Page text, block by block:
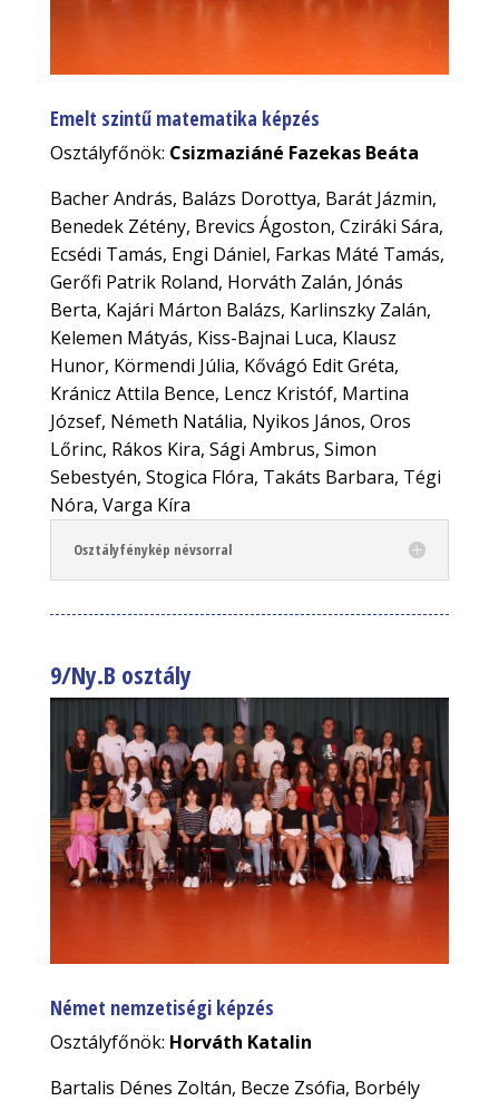
Emelt szintű matematika képzés
Osztályfőnök: Csizmaziáné Fazekas Beáta
Bacher András, Balázs Dorottya, Barát Jázmin,
Benedek Zétény, Brevics Ágoston, Cziráki Sára,
Ecsédi Tamás, Engi Dániel, Farkas Máté Tamás,
Gerőfi Patrik Roland, Horváth Zalán, Jónás
Berta, Kajári Márton Balázs, Karlinszky Zalán,
Kelemen Mátyás, Kiss-Bajnai Luca, Klausz
Hunor, Körmendi Júlia, Kővágó Edit Gréta,
Kránicz Attila Bence, Lencz Kristóf, Martina
József, Németh Natália, Nyikos János, Oros
Lőrinc, Rákos Kira, Sági Ambrus, Simon
Sebestyén, Stogica Flóra, Takáts Barbara, Tégi
Nóra, Varga Kíra
Osztályfénykép névsorral
9/Ny.B osztály
Német nemzetiségi képzés
Osztályfőnök: Horváth Katalin
Bartalis Dénes Zoltán, Becze Zsófia, Borbély